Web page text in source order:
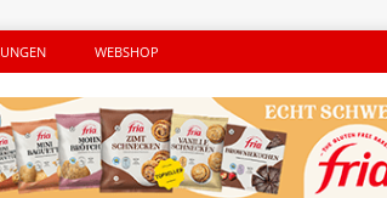
WEBSHOP